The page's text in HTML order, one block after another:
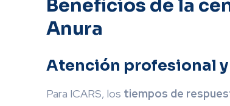
Beneficios de la
Anura
Atención profesional
Para ICARS, los tiempos de